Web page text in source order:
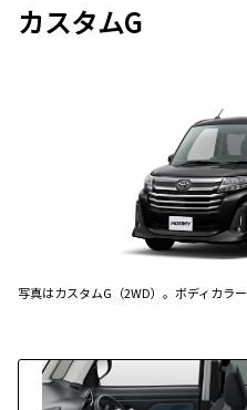
カスタムG
写真はカスタムG（2WD）。ボディカラ